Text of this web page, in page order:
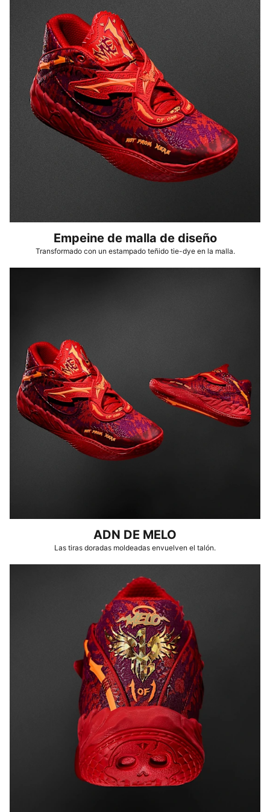
niños y adolescentes de 8 a 16 años
Empeine de malla de diseño
Transformado con un estampado teñido tie-dye en la malla.
ADN DE MELO
Las tiras doradas moldeadas envuelven el talón.